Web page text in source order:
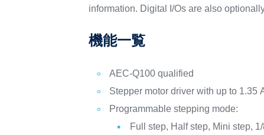
information. Digital I/Os are also
機能一覧
AEC-Q100 qualified
Stepper motor driver with up to 1.35
Programmable stepping mode:
Full step, Half step, Mini step,